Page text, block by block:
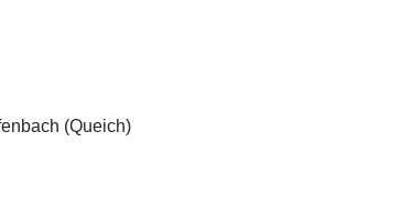
(Queich)